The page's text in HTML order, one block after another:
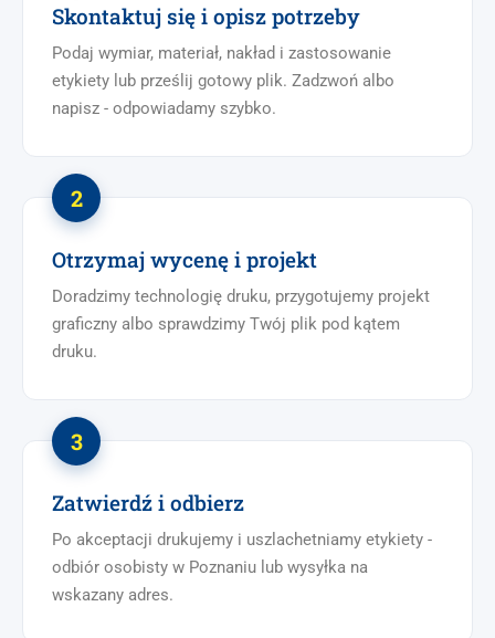
Skontaktuj się i opisz potrzeby
Podaj wymiar, materiał, nakład i zastosowanie
etykiety lub prześlij gotowy plik. Zadzwoń albo
napisz - odpowiadamy szybko.
Otrzymaj wycenę i projekt
Doradzimy technologię druku, przygotujemy projekt
graficzny albo sprawdzimy Twój plik pod kątem
druku.
Zatwierdź i odbierz
Po akceptacji drukujemy i uszlachetniamy etykiety -
odbiór osobisty w Poznaniu lub wysyłka na
wskazany adres.